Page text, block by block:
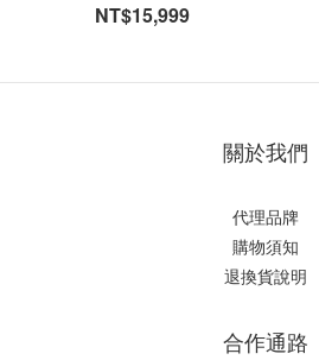
NT$15,999
關於我們
代理品牌
購物須知
退換貨說明
合作通路